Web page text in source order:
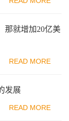
那就增加20亿美
READ MORE
发展
READ MORE